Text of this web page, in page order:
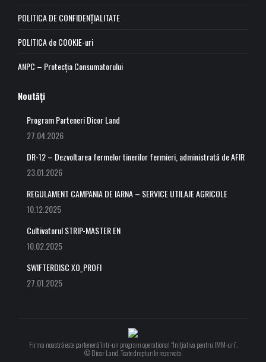
windowwindowwindowwindow
POLITICA DE CONFIDENȚIALITATE
POLITICA de COOKIE-uri
ANPC – Protecția Consumatorului
Noutăți
Program Parteneri Dicor Land
27.04.2026
DR-12 – Dezvoltarea fermelor tinerilor fermieri, administrată de AFIR
23.01.2026
REGULAMENT CAMPANIA DE IARNA – SERVICE UTILAJE AGRICOLE
10.12.2025
Cultivatorul STRIP-MASTER EN
10.02.2025
SWIFTERDISC XO_PROFI
27.01.2025
Firma noastră este parteneră într-un program operațional “Inițiativa pentru IMM-uri”.
© Dicor Land. Toate drepturile rezervate.